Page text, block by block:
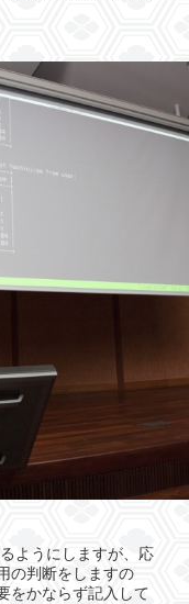
ようにしますが、応
の判断をしますの
をかならず記入して